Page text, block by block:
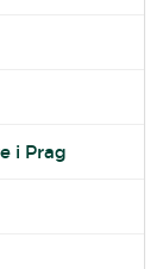
i Prag